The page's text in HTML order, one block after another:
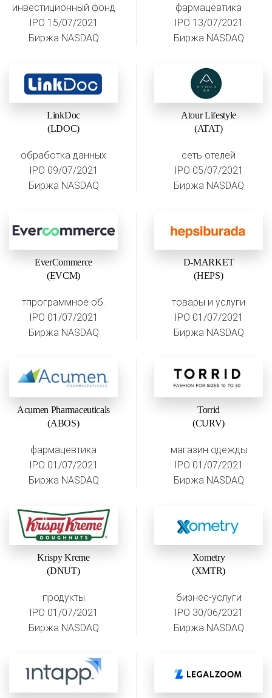
инвестиционный фонд
IPO 15/07/2021
Биржа NASDAQ
фармацевтика
IPO 13/07/2021
Биржа NASDAQ
LinkDoc
(LDOC)
обработка данных
IPO 09/07/2021
Биржа NASDAQ
Atour Lifestyle
(ATAT)
сеть отелей
IPO 05/07/2021
Биржа NASDAQ
EverCommerce
(EVCM)
тпрограммное об.
IPO 01/07/2021
Биржа NASDAQ
D-MARKET
(HEPS)
товары и услуги
IPO 01/07/2021
Биржа NASDAQ
Acumen Pharmaceuticals
(ABOS)
фармацевтика
IPO 01/07/2021
Биржа NASDAQ
Torrid
(CURV)
магазин одежды
IPO 01/07/2021
Биржа NASDAQ
Krispy Kreme
(DNUT)
продукты
IPO 01/07/2021
Биржа NASDAQ
Xometry
(XMTR)
бизнес-услуги
IPO 30/06/2021
Биржа NASDAQ